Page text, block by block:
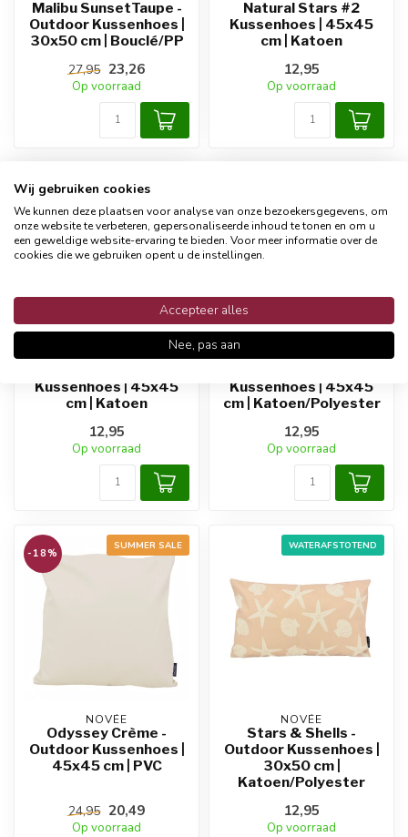
Malibu SunsetTaupe -
Outdoor Kussenhoes |
30x50 cm | Bouclé/PP
27,95 23,26
Op voorraad
Natural Stars #2
Kussenhoes | 45x45
cm | Katoen
12,95
Op voorraad
GEK OP KUSSENS!
Kussenhoes | 45x45
cm | Katoen
12,95
Op voorraad
NOVÉE
Kussenhoes | 45x45
cm | Katoen/Polyester
12,95
Op voorraad
SUMMER SALE
-18%
NOVÉE
Odyssey Crème -
Outdoor Kussenhoes |
45x45 cm | PVC
24,95 20,49
Op voorraad
WATERAFSTOTEND
NOVÉE
Stars & Shells -
Outdoor Kussenhoes |
30x50 cm |
Katoen/Polyester
12,95
Op voorraad
Wij gebruiken cookies
We kunnen deze plaatsen voor analyse van onze bezoekersgegevens, om
onze website te verbeteren, gepersonaliseerde inhoud te tonen en om u
een geweldige website-ervaring te bieden. Voor meer informatie over de
cookies die we gebruiken opent u de instellingen.
Accepteer alles
Nee, pas aan